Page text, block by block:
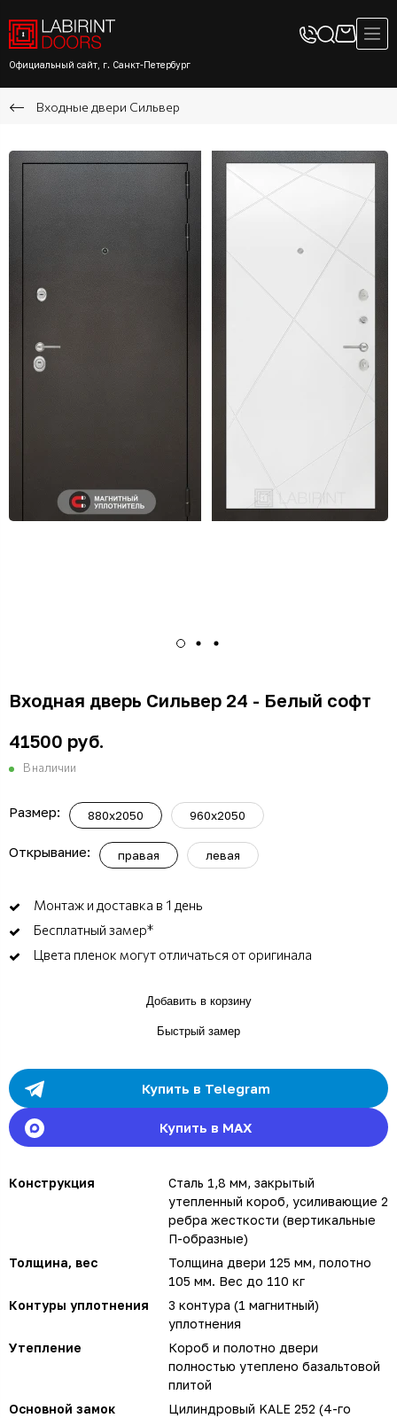
Официальный сайт, г. Санкт-Петербург
Входные двери Сильвер
Входная дверь Сильвер 24 - Белый софт
41500 руб.
В наличии
Размер: 880x2050 960x2050
Открывание: правая левая
Монтаж и доставка в 1 день
Бесплатный замер*
Цвета пленок могут отличаться от оригинала
Добавить в корзину
Быстрый замер
Купить в Telegram
Купить в MAX
Конструкция
Сталь 1,8 мм, закрытый
утепленный короб, усиливающие 2
ребра жесткости (вертикальные
П-образные)
Толщина, вес
Толщина двери 125 мм, полотно
105 мм. Вес до 110 кг
Контуры уплотнения
3 контура (1 магнитный)
уплотнения
Утепление
Короб и полотно двери
полностью утеплено базальтовой
плитой
Основной замок
Цилиндровый KALE 252 (4-го